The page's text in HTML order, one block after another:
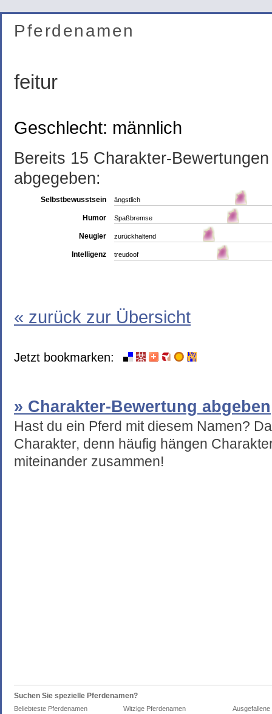
Pferdenamen
feitur
Geschlecht: männlich
Bereits 15 Charakter-
abgegeben:
Selbstbewusstsein ängstlich
Humor Spaßbremse
Neugier zurückhaltend
Intelligenz treudoof
« zurück zur Übersicht
Jetzt bookmarken:
» Charakter-Bewertung abgeben
Hast du ein Pferd mit diesem Namen?
Charakter, denn häufig hängen
miteinander zusammen!
Suchen Sie spezielle Pferdenamen?
Beliebteste Pferdenamen Witzige Pferdenamen